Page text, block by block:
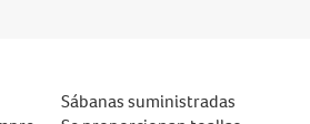
Sábanas suministradas